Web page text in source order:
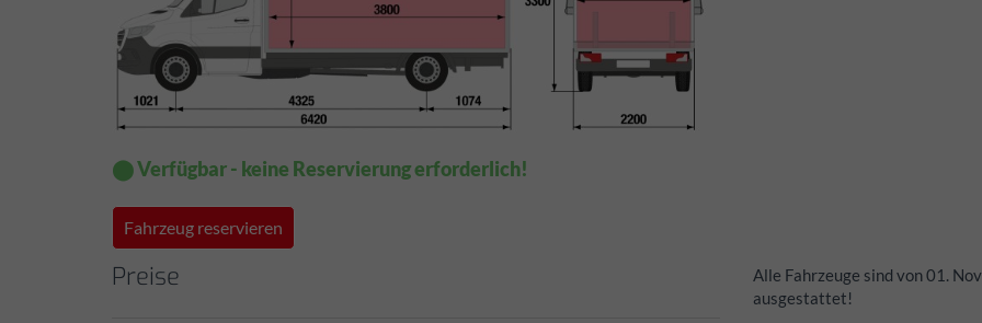
⬤ Verfügbar - keine Reservierung erforderlich!
Fahrzeug reservieren
Preise
Alle Fahrzeuge sind von 01.
ausgestattet!